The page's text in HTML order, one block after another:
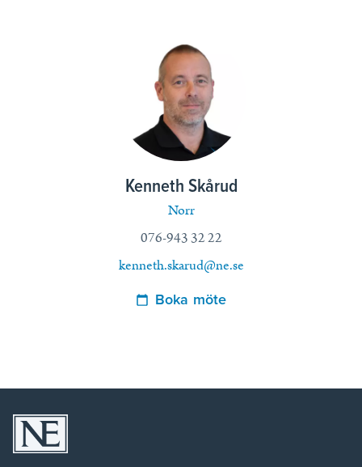
Kenneth Skårud
Norr
076-943 32 22
kenneth.skarud@ne.se
Boka möte